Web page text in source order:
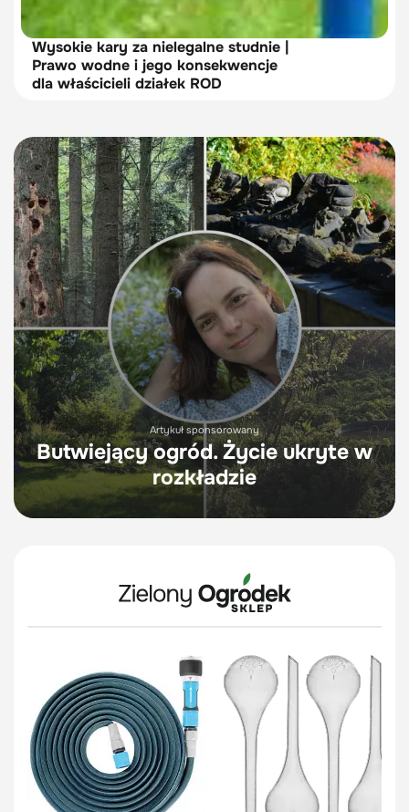
Wysokie kary za nielegalne studnie |
Prawo wodne i jego konsekwencje
dla właścicieli działek ROD
Artykuł sponsorowany
Butwiejący ogród. Życie ukryte w
rozkładzie